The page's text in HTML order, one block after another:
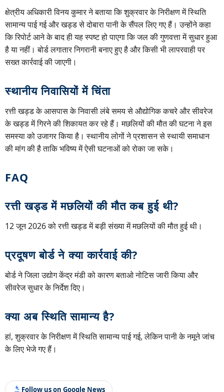
क्षेत्रीय अधिकारी विनय कुमार ने बताया कि शुक्रवार के निरीक्षण में स्थिति
सामान्य पाई गई और खड्ड से दोबारा पानी के सैंपल लिए गए हैं। उन्होंने कहा
कि रिपोर्ट आने के बाद ही यह स्पष्ट हो पाएगा कि जल की गुणवत्ता में सुधार हुआ
है या नहीं। बोर्ड लगातार निगरानी बनाए हुए है और किसी भी लापरवाही पर
सख्त कार्रवाई की जाएगी।
स्थानीय निवासियों में चिंता
रत्ती खड्ड के आसपास के निवासी लंबे समय से औद्योगिक कचरे और सीवरेज
के खड्ड में गिरने की शिकायत कर रहे हैं। मछलियों की मौत की घटना ने इस
समस्या को उजागर किया है। स्थानीय लोगों ने प्रशासन से स्थायी समाधान
की मांग की है ताकि भविष्य में ऐसी घटनाओं को रोका जा सके।
FAQ
रत्ती खड्ड में मछलियों की मौत कब हुई थी?
12 जून 2026 को रत्ती खड्ड में बड़ी संख्या में मछलियों की मौत हुई थी।
प्रदूषण बोर्ड ने क्या कार्रवाई की?
बोर्ड ने जिला उद्योग केंद्र मंडी को कारण बताओ नोटिस जारी किया और
सीवरेज सुधार के निर्देश दिए।
क्या अब स्थिति सामान्य है?
हां, शुक्रवार के निरीक्षण में स्थिति सामान्य पाई गई, लेकिन पानी के नमूने जांच
के लिए भेजे गए हैं।
Follow us on Google News